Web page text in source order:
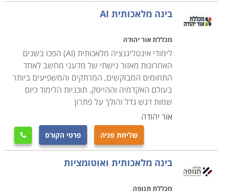
מעצם טיבה של הבינה המלאכותית היא מתפרשת על פני
תחומים רבים, כך שלימודי בינה מלאכותית מתמקדים בדרך
כלל בתחום אחד או שניים בלבד, והם מעניקים לכם את
היכולת להשתמש בכלי ה- AI על מנת להגיע לתוצאות
האופטימליות. הבינה המלאכותית היא העתיד, והעתיד כבר
כאן. אם לא תלמדו כיצד להשתמש ב- AI תיוותרו מאחור.
בינה מלאכותית AI
מכללת אור יהודה
לימודי אינטליגנציה מלאכותית (AI) הפכו בשנים
האחרונות מאזור נישתי של מדעני מחשב לאחד
התחומים המבוקשים, המרתקים והמשפיעים ביותר
בעולם האקדמיה וההייטק. תוכניות הלימוד כיום
שמות דגש גדל והולך על פתרון
אור יהודה
שליחת פניה פרטי הקורס 
בינה מלאכותית ואוטומציות
מכללת תנופה